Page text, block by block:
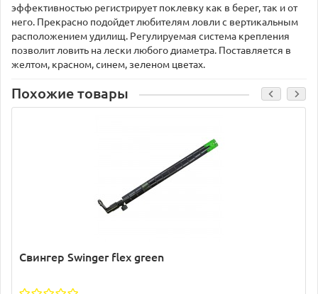
эффективностью регистрирует поклевку как в берег, так и от
него. Прекрасно подойдет любителям ловли с вертикальным
расположением удилищ. Регулируемая система крепления
позволит ловить на лески любого диаметра. Поставляется в
желтом, красном, синем, зеленом цветах.
Похожие товары
Свингер Swinger flex green